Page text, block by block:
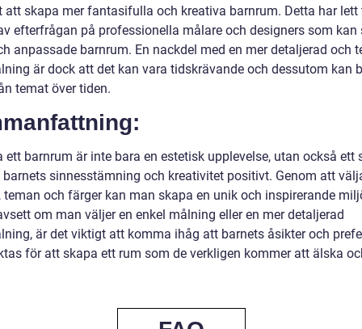
att skapa mer fantasifulla och kreativa barnrum. Detta har lett
efterfrågan på professionella målare och designers som kan
anpassade barnrum. En nackdel med en mer detaljerad och
är dock att det kan vara tidskrävande och dessutom kan
temat över tiden.
ett barnrum är inte bara en estetisk upplevelse, utan också ett
barnets sinnesstämning och kreativitet positivt. Genom att
teman och färger kan man skapa en unik och inspirerande
om man väljer en enkel målning eller en mer detaljerad
är det viktigt att komma ihåg att barnets åsikter och
för att skapa ett rum som de verkligen kommer att älska